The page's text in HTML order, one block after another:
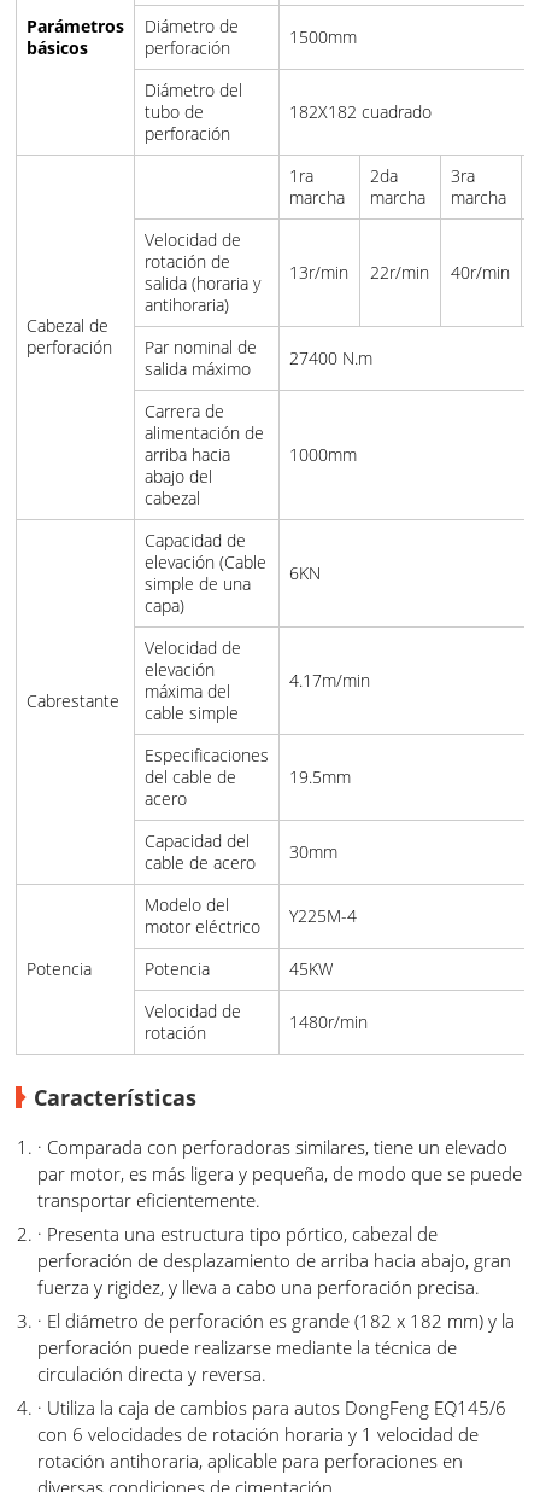
Parámetros
básicos
Diámetro de
perforación
1500mm
Diámetro del
tubo de
perforación
182X182 cuadrado
Cabezal de
perforación
1ra
marcha
2da
marcha
3ra
marcha
Velocidad de
rotación de
salida (horaria y
antihoraria)
13r/min 22r/min 40r/min
Par nominal de
salida máximo
27400 N.m
Carrera de
alimentación de
arriba hacia
abajo del
cabezal
1000mm
Cabrestante
Capacidad de
elevación (Cable
simple de una
capa)
6KN
Velocidad de
elevación
máxima del
cable simple
4.17m/min
Especificaciones
del cable de
acero
19.5mm
Capacidad del
cable de acero
30mm
Potencia
Modelo del
motor eléctrico
Y225M-4
Potencia
45KW
Velocidad de
rotación
1480r/min
Características
· Comparada con perforadoras similares, tiene un elevado
par motor, es más ligera y pequeña, de modo que se puede
transportar eficientemente.
· Presenta una estructura tipo pórtico, cabezal de
perforación de desplazamiento de arriba hacia abajo, gran
fuerza y rigidez, y lleva a cabo una perforación precisa.
· El diámetro de perforación es grande (182 x 182 mm) y la
perforación puede realizarse mediante la técnica de
circulación directa y reversa.
· Utiliza la caja de cambios para autos DongFeng EQ145/6
con 6 velocidades de rotación horaria y 1 velocidad de
rotación antihoraria, aplicable para perforaciones en
diversas condiciones de cimentación.